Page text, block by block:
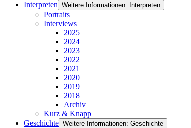
Interpreten Weitere Informationen: Interpreten
Portraits
Interviews
2025
2024
2023
2022
2021
2020
2019
2018
Archiv
Kurz & Knapp
Geschichte Weitere Informationen: Geschichte